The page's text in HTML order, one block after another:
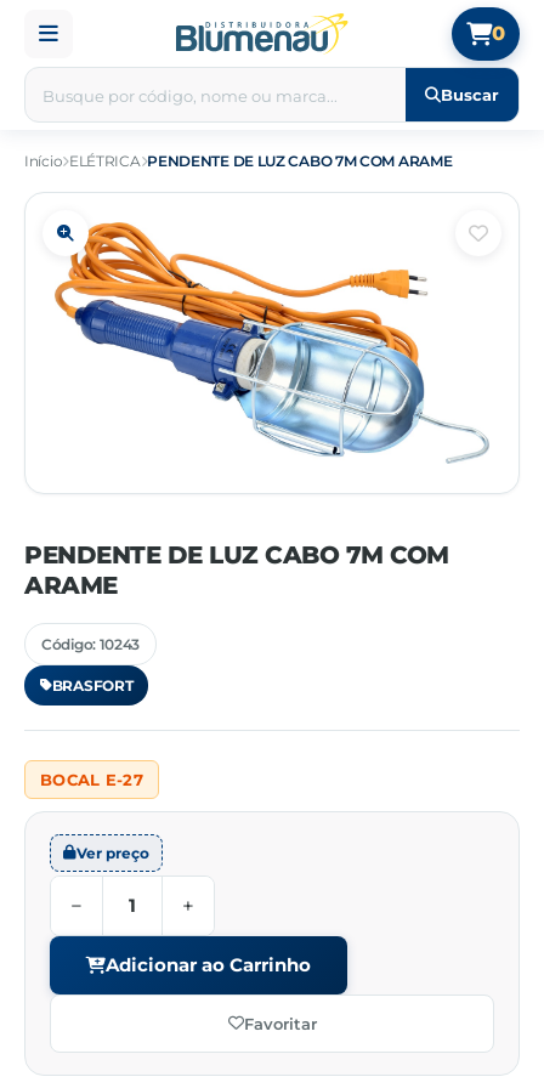
Buscar
0
Início ELÉTRICA PENDENTE DE LUZ CABO 7M COM ARAME
PENDENTE DE LUZ CABO 7M COM
ARAME
Código: 10243
BRASFORT
BOCAL E-27
Ver preço
− +
Adicionar ao Carrinho
Favoritar